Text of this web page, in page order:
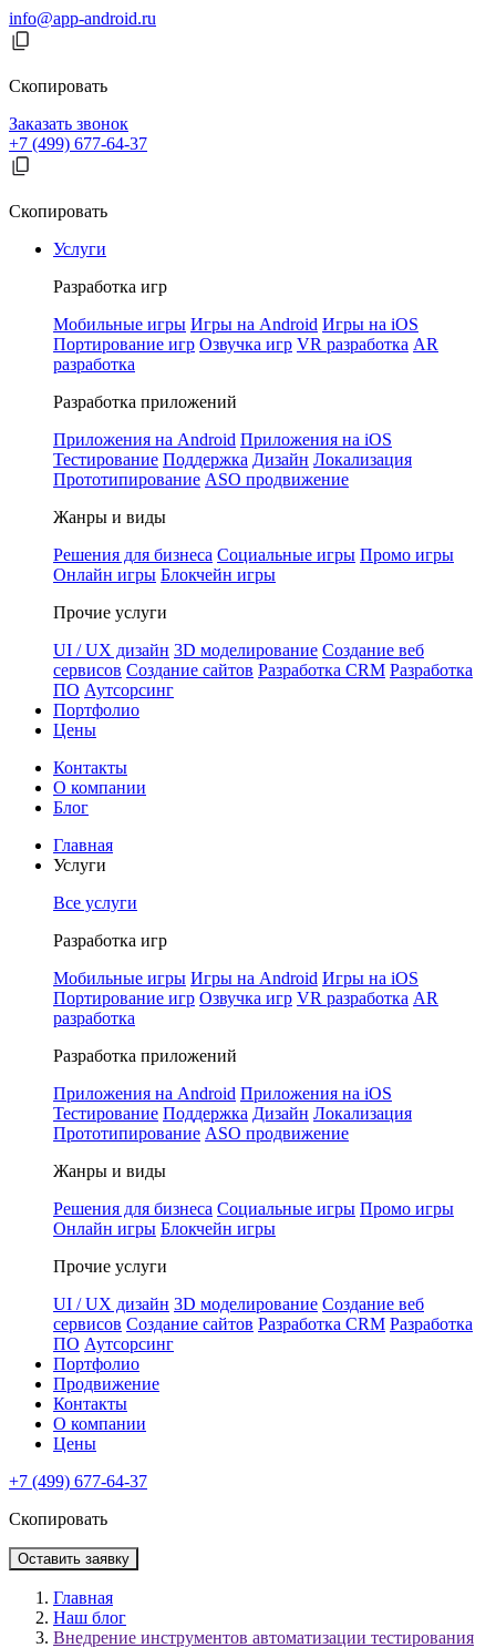
info@app-android.ru
Скопировать
Заказать звонок
+7 (499) 677-64-37
Скопировать
Услуги
Разработка игр
Мобильные игры Игры на Android Игры на iOS
Портирование игр Озвучка игр VR разработка AR
разработка
Разработка приложений
Приложения на Android Приложения на iOS
Тестирование Поддержка Дизайн Локализация
Прототипирование ASO продвижение
Жанры и виды
Решения для бизнеса Социальные игры Промо игры
Онлайн игры Блокчейн игры
Прочие услуги
UI / UX дизайн 3D моделирование Создание веб
сервисов Создание сайтов Разработка CRM Разработка
ПО Аутсорсинг
Портфолио
Цены
Контакты
О компании
Блог
Главная
Услуги
Все услуги
Разработка игр
Мобильные игры Игры на Android Игры на iOS
Портирование игр Озвучка игр VR разработка AR
разработка
Разработка приложений
Приложения на Android Приложения на iOS
Тестирование Поддержка Дизайн Локализация
Прототипирование ASO продвижение
Жанры и виды
Решения для бизнеса Социальные игры Промо игры
Онлайн игры Блокчейн игры
Прочие услуги
UI / UX дизайн 3D моделирование Создание веб
сервисов Создание сайтов Разработка CRM Разработка
ПО Аутсорсинг
Портфолио
Продвижение
Контакты
О компании
Цены
+7 (499) 677-64-37
Скопировать
Оставить заявку
Главная
Наш блог
Внедрение инструментов автоматизации тестирования